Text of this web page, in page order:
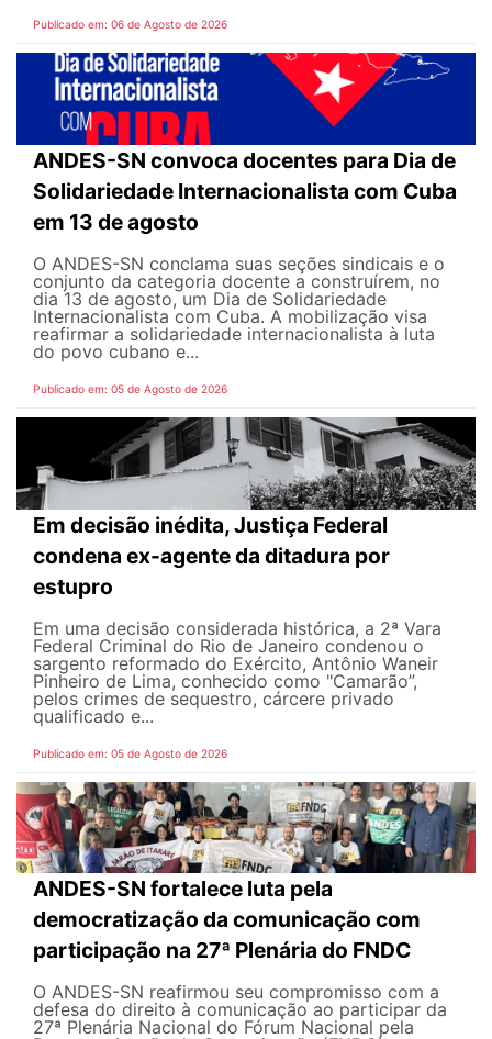
Publicado em: 06 de Agosto de 2026
ANDES-SN convoca docentes para Dia de
Solidariedade Internacionalista com Cuba
em 13 de agosto
O ANDES-SN conclama suas seções sindicais e o
conjunto da categoria docente a construírem, no
dia 13 de agosto, um Dia de Solidariedade
Internacionalista com Cuba. A mobilização visa
reafirmar a solidariedade internacionalista à luta
do povo cubano e...
Publicado em: 05 de Agosto de 2026
Em decisão inédita, Justiça Federal
condena ex-agente da ditadura por
estupro
Em uma decisão considerada histórica, a 2ª Vara
Federal Criminal do Rio de Janeiro condenou o
sargento reformado do Exército, Antônio Waneir
Pinheiro de Lima, conhecido como "Camarão”,
pelos crimes de sequestro, cárcere privado
qualificado e...
Publicado em: 05 de Agosto de 2026
ANDES-SN fortalece luta pela
democratização da comunicação com
participação na 27ª Plenária do FNDC
O ANDES-SN reafirmou seu compromisso com a
defesa do direito à comunicação ao participar da
27ª Plenária Nacional do Fórum Nacional pela